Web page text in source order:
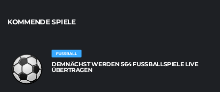
KOMMENDE SPIELE
FUSSBALL
DEMNÄCHST WERDEN 564 FUSSBALLSPIELE LIVE Ü
BERTRAGEN